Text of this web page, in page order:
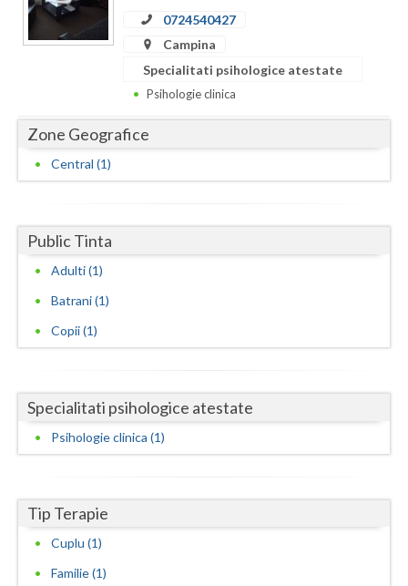
Dambovita
Giurgiu
Ialomita
Maramures
Mehedinti
Mures
0724540427
Campina
Specialitati psihologice atestate
Psihologie clinica
Zone Geografice
Central (1)
Public Tinta
Adulti (1)
Batrani (1)
Copii (1)
Specialitati psihologice atestate
Psihologie clinica (1)
Tip Terapie
Cuplu (1)
Familie (1)